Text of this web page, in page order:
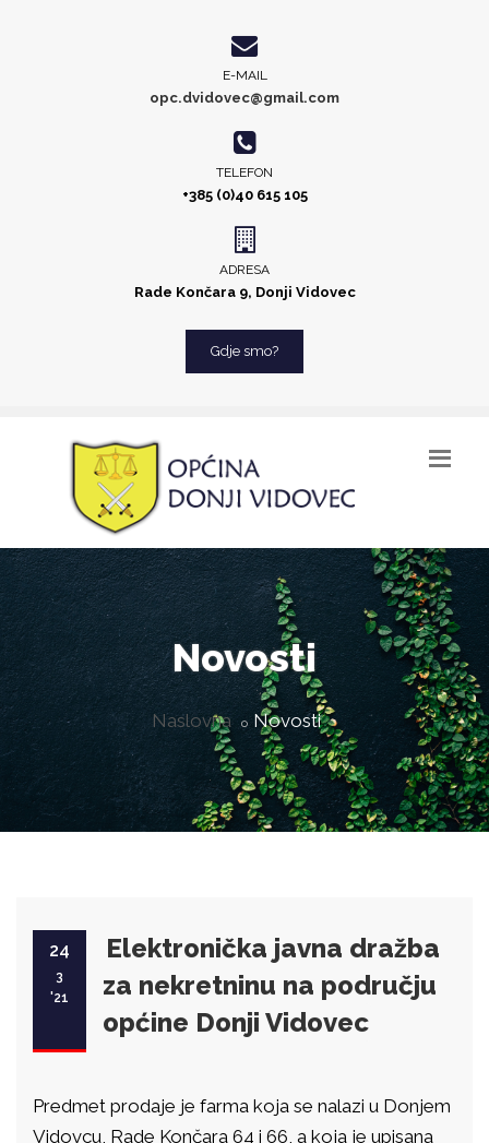
E-MAIL
opc.dvidovec@gmail.com
TELEFON
+385 (0)40 615 105
ADRESA
Rade Končara 9, Donji Vidovec
Gdje smo?
Novosti
Naslovna Novosti
24
3
'21
Elektronička javna dražba
za nekretninu na području
općine Donji Vidovec
Predmet prodaje je farma koja se nalazi u Donjem
Vidovcu, Rade Končara 64 i 66, a koja je upisana